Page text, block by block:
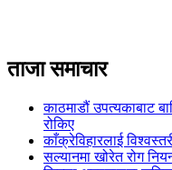
ताजा समाचार
काठमाडौं उपत्यकाबाट
रोकिए
काँक्रेविहारलाई
सल्यानमा खोरेत रोग